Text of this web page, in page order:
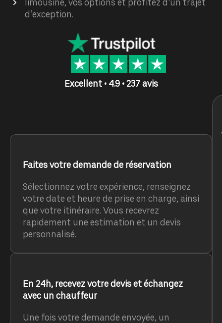
limousine, vos options et profitez d’un trajet
d’exception.
Excellent • 4.9 • 237 avis
Faites votre demande de réservation
Sélectionnez votre expérience, renseignez
votre date et heure de prise en charge, ainsi
que votre itinéraire. Vous recevrez
rapidement une estimation et un devis
personnalisé.
En 24h, recevez votre devis et échangez
avec un chauffeur
Une fois votre demande envoyée, un